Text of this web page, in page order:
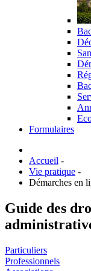
Formulaires
Accueil -
Vie pratique -
Démarches en
Guide des
Particuliers
Professionnels